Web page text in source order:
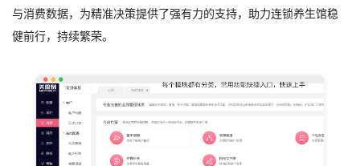
与消费数据，为精准决策提供了强有力的支持，助力连锁养生馆稳
健前行，持续繁荣。